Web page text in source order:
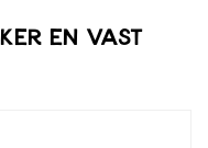
en vast